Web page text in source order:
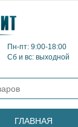
Пн-пт: 9:00-18:00
Сб и вс: выходной
ГЛАВНАЯ